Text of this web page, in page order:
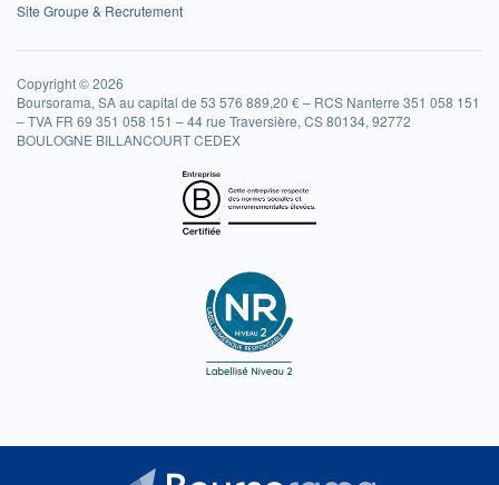
Site Groupe & Recrutement
Copyright © 2026
Boursorama, SA au capital de 53 576 889,20 € – RCS Nanterre 351 058 151
– TVA FR 69 351 058 151 – 44 rue Traversière, CS 80134, 92772
BOULOGNE BILLANCOURT CEDEX